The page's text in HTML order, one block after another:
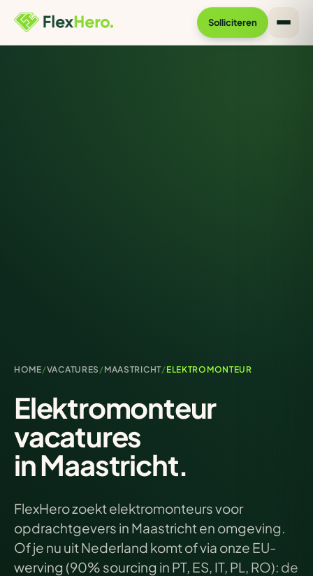
Solliciteren
HOME/VACATURES / MAASTRICHT/ ELEKTROMONTEUR
Elektromonteur
vacatures
in Maastricht.
FlexHero zoekt elektromonteurs voor
opdrachtgevers in Maastricht en omgeving.
Of je nu uit Nederland komt of via onze EU-
werving (90% sourcing in PT, ES, IT, PL, RO): de